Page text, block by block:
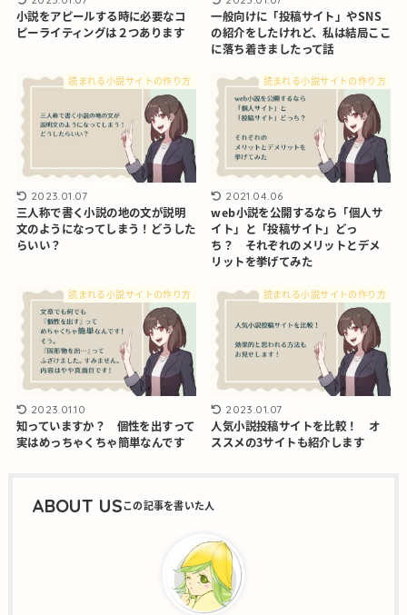
小説をアピールする時に必要なコ
ピーライティングは２つあります
一般向けに「投稿サイト」やSNS
の紹介をしたけれど、私は結局ここ
に落ち着きましたって話
読まれる小説サイトの作り方
2023.01.07
三人称で書く小説の地の文が説明
文のようになってしまう！どうした
らいい？
読まれる小説サイトの作り方
2021.04.06
web小説を公開するなら「個人サ
イト」と「投稿サイト」どっ
ち？ それぞれのメリットとデメ
リットを挙げてみた
読まれる小説サイトの作り方
2023.01.10
知っていますか？ 個性を出すって
実はめっちゃくちゃ簡単なんです
読まれる小説サイトの作り方
2023.01.07
人気小説投稿サイトを比較！ オ
ススメの3サイトも紹介します
ABOUT US